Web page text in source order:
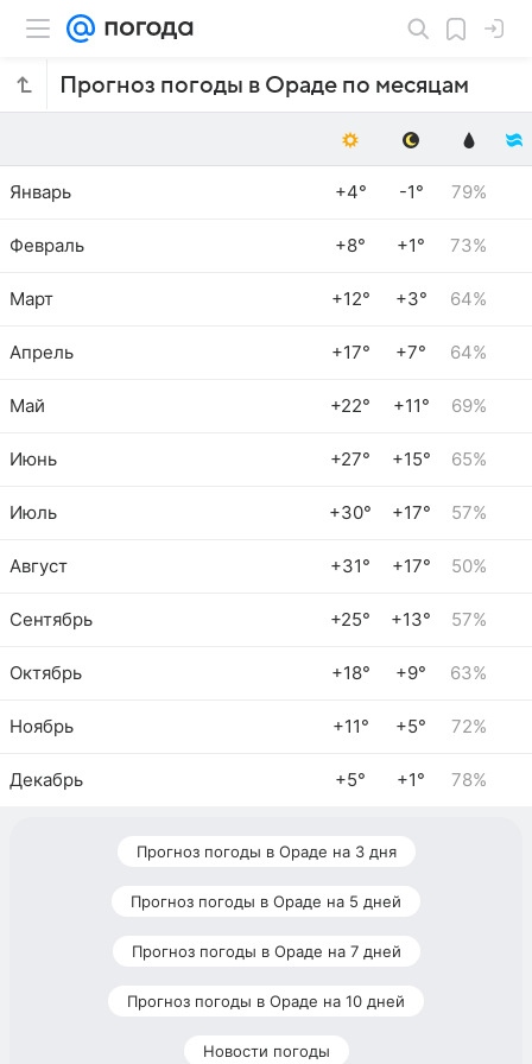
Прогноз погоды в Ораде по месяцам
Январь +4° -1° 79%
Февраль +8° +1° 73%
Март +12° +3° 64%
Апрель +17° +7° 64%
Май +22° +11° 69%
Июнь +27° +15° 65%
Июль +30° +17° 57%
Август +31° +17° 50%
Сентябрь +25° +13° 57%
Октябрь +18° +9° 63%
Ноябрь +11° +5° 72%
Декабрь +5° +1° 78%
Прогноз погоды в Ораде на 3 дня
Прогноз погоды в Ораде на 5 дней
Прогноз погоды в Ораде на 7 дней
Прогноз погоды в Ораде на 10 дней
Новости погоды